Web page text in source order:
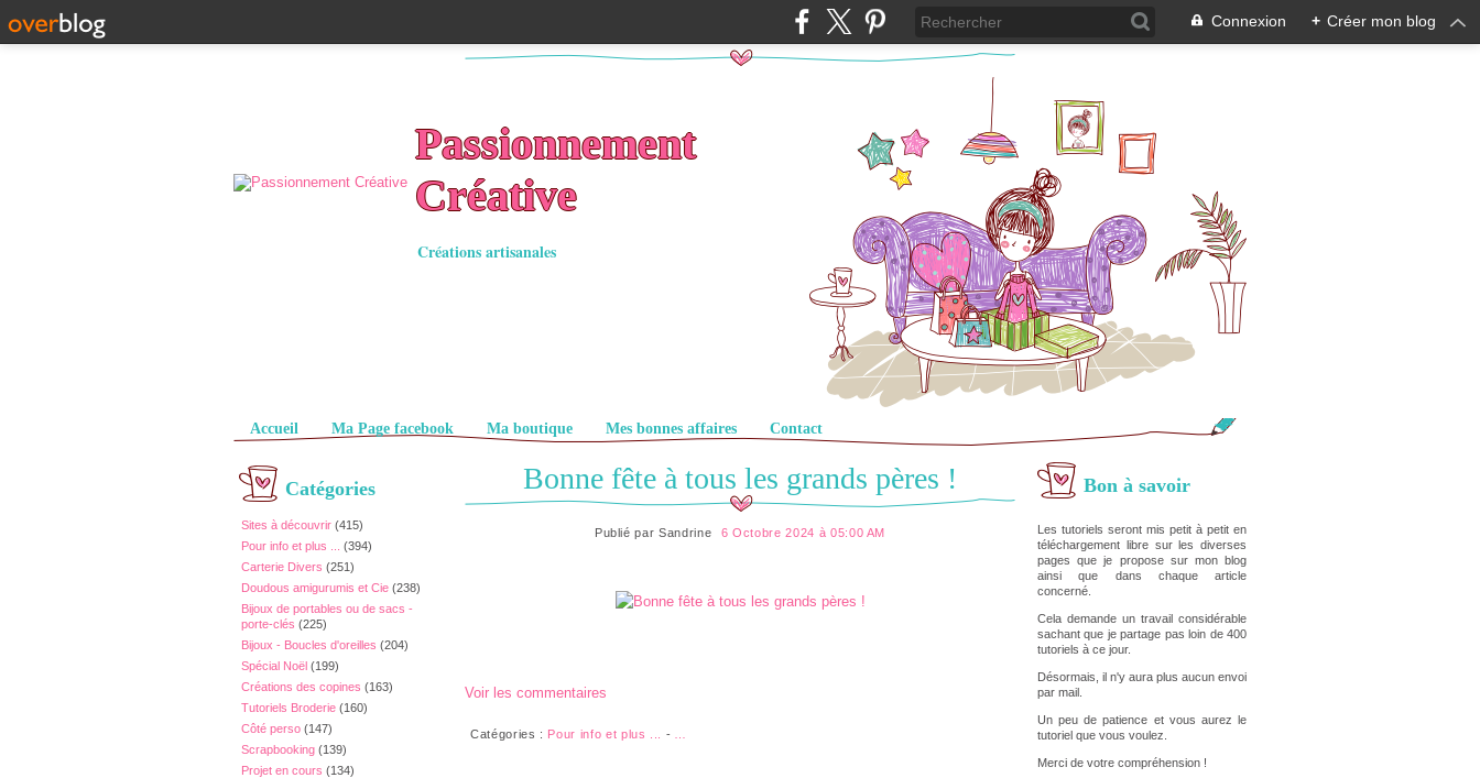
Connexion + Créer mon blog
Passionnement
Créative
Créations artisanales
Pages
Accueil Ma Page facebook Ma boutique Mes bonnes affaires Contact
Catégories
Sites à découvrir (415)
Pour info et plus ...
(394)
Carterie Divers (251)
Doudous amigurumis et Cie (238)
Bijoux de portables ou de sacs -
porte-clés (225)
Bijoux - Boucles d'oreilles (204)
Spécial Noël (199)
Créations des copines (163)
Tutoriels Broderie (160)
Côté perso (147)
Scrapbooking (139)
Projet en cours (134)
Bon à savoir
Les tutoriels seront mis petit à petit en
téléchargement libre sur les diverses
pages que je propose sur mon blog
ainsi que dans chaque article
concerné.
Cela demande un travail considérable
sachant que je partage pas loin de 400
tutoriels à ce jour.
Désormais, il n'y aura plus aucun envoi
par mail.
Un peu de patience et vous aurez le
tutoriel que vous voulez.
Merci de votre compréhension !
Bonne fête à tous les grands pères !
Publié parSandrine 6 Octobre 2024 à 05:00 AM
Voir les commentaires
Catégories : Pour info et plus ... -